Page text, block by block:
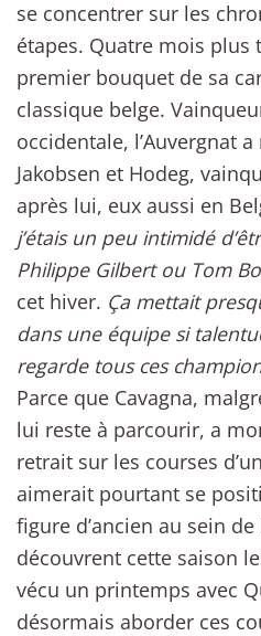
se concentrer sur les
étapes. Quatre mois plus
premier bouquet de sa
classique belge.
occidentale, l’Auvergnat
Jakobsen et Hodeg,
après lui, eux aussi en
j’étais un peu intimidé
Philippe Gilbert ou Tom
cet hiver. Ça mettait
dans une équipe si
regarde tous ces
Parce que Cavagna,
lui reste à parcourir, a
retrait sur les courses
aimerait pourtant se
figure d’ancien au sein
découvrent cette saison
vécu un printemps avec
désormais aborder ces